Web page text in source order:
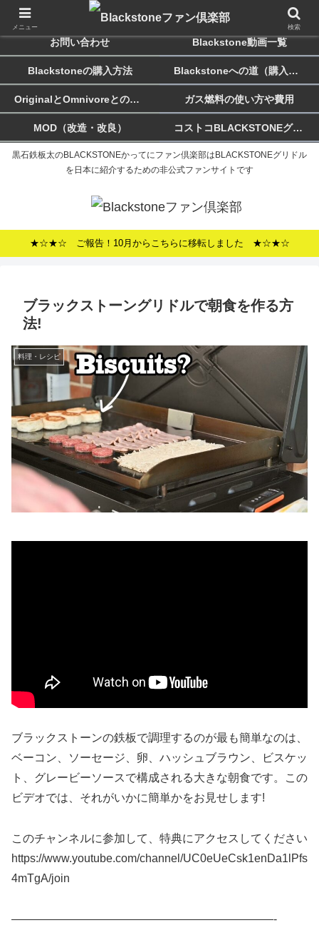
黒石鉄板太のBLACKSTONEかってにファン倶楽部はBLACKSTONEグリドル
を日本に紹介するための非公式ファンサイトです
ホーム Blackstoneのススメ
お問い合わせ Blackstone動画一覧
Blackstoneの購入方法 Blackstoneへの道（購入記）
OriginalとOmnivoreとの違い ガス燃料の使い方や費用
MOD（改造・改良） コストコBLACKSTONEグリドルについて
★☆★☆ ご報告！10月からこちらに移転しました ★☆★☆
ブラックストーングリドルで朝食を作る方
法!
料理・レシピ
ブラックストーンの鉄板で調理するのが最も簡単なのは、
ベーコン、ソーセージ、卵、ハッシュブラウン、ビスケッ
ト、グレービーソースで構成される大きな朝食です。この
ビデオでは、それがいかに簡単かをお見せします!
このチャンネルに参加して、特典にアクセスしてください
https://www.youtube.com/channel/UC0eUeCsk1enDa1lPfs
4mTgA/join
———————————————————————-
メニュー 検索